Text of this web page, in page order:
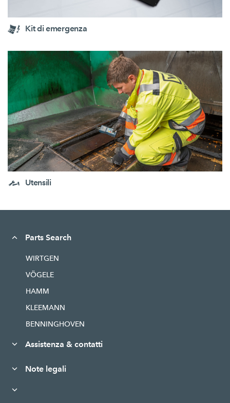
Kit di emergenza
Utensili
Parts Search
WIRTGEN
VÖGELE
HAMM
KLEEMANN
BENNINGHOVEN
Assistenza & contatti
Note legali